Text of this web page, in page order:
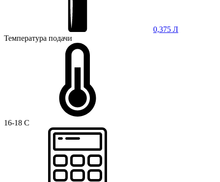
0,375 Л
Температура подачи
16-18 C